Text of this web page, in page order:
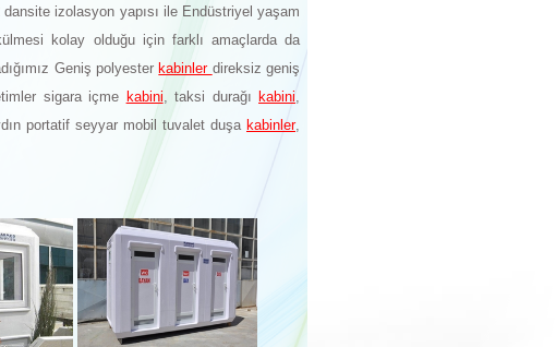
izolasyon yapısı ile Endüstriyel yaşam
kolay olduğu için farklı amaçlarda da
Geniş polyester kabinler direksiz geniş
sigara içme kabini, taksi durağı kabini,
portatif seyyar mobil tuvalet duşa kabinler,